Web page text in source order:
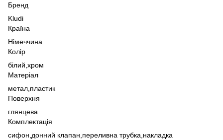
Бренд
Kludi
Країна
Німеччина
Колір
білий, хром
Матеріал
метал, пластик
Поверхня
глянцева
Комплектація
сифон, донний клапан, переливна трубка, накладка